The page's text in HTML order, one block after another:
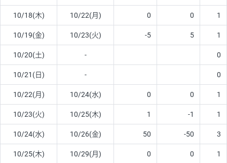
10/18(木) 10/22(月) 0 0 1
10/19(金) 10/23(火) -5 5 1
10/20(土) - 0
10/21(日) - 0
10/22(月) 10/24(水) 0 0 1
10/23(火) 10/25(木) 1 -1 1
10/24(水) 10/26(金) 50 -50 3
10/25(木) 10/29(月) 0 0 1